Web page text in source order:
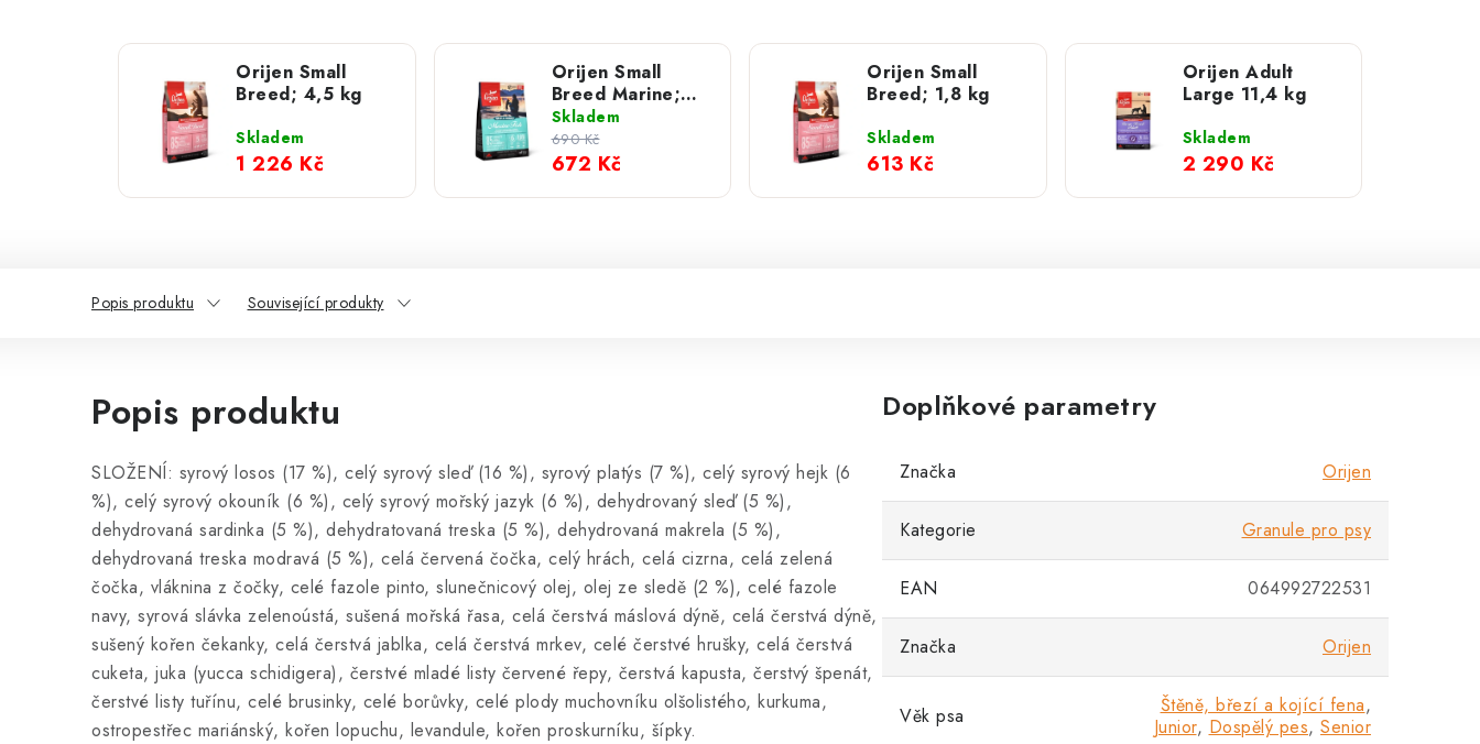
Orijen Small
Breed; 4,5 kg
Skladem
1 226 Kč
Orijen Small
Breed Marine;
1,8 kg
Skladem
672 Kč
690 Kč
Orijen Small
Breed; 1,8 kg
Skladem
613 Kč
Orijen Adult
Large 11,4 kg
Skladem
2 290 Kč
Popis produktu Související produkty
Popis produktu
SLOŽENÍ: syrový losos (17 %), celý syrový sleď (16 %), syrový platýs (7 %), celý syrový hejk (6
%), celý syrový okouník (6 %), celý syrový mořský jazyk (6 %), dehydrovaný sleď (5 %),
dehydrovaná sardinka (5 %), dehydratovaná treska (5 %), dehydrovaná makrela (5 %),
dehydrovaná treska modravá (5 %), celá červená čočka, celý hrách, celá cizrna, celá zelená
čočka, vláknina z čočky, celé fazole pinto, slunečnicový olej, olej ze sledě (2 %), celé fazole
navy, syrová slávka zelenoústá, sušená mořská řasa, celá čerstvá máslová dýně, celá čerstvá dýně,
sušený kořen čekanky, celá čerstvá jablka, celá čerstvá mrkev, celé čerstvé hrušky, celá čerstvá
cuketa, juka (yucca schidigera), čerstvé mladé listy červené řepy, čerstvá kapusta, čerstvý špenát,
čerstvé listy tuřínu, celé brusinky, celé borůvky, celé plody muchovníku olšolistého, kurkuma,
ostropestřec mariánský, kořen lopuchu, levandule, kořen proskurníku, šípky.
Doplňkové parametry
Značka Orijen
Kategorie Granule pro psy
EAN 064992722531
Značka Orijen
Věk psa Štěně, březí a kojící fena,
Junior, Dospělý pes, Senior